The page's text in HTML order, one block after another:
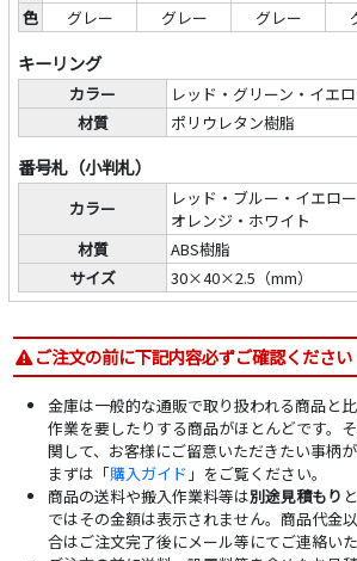
色 グレー グレー グレー
キーリング
カラー
レッド・グリーン・イエ
材質
ポリウレタン樹脂
番号札（小判札）
カラー
レッド・ブルー・イエロ
オレンジ・ホワイト
材質
ABS樹脂
サイズ
30×40×2.5（mm）
ご注文の前に下記内容必ずご確認ください
金庫は一般的な通販で取り扱われる商品と
作業を要したりする商品がほとんどです。
関して、お客様にご留意いただきたい事柄が
まずは「購入ガイド 」をご覧ください。
商品の送料や搬入作業料等は別途見積もり
ではその金額は表示されません。商品代金
合はご注文完了後にメール等にてご連絡いた